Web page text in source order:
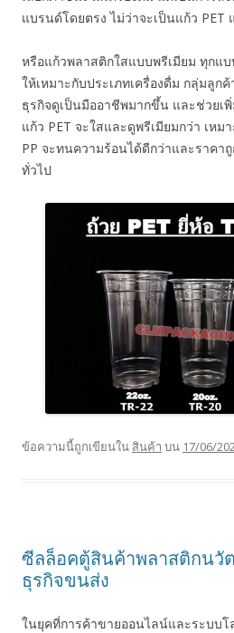
แบรนด์โดยตรง ไม่ว่าจะเป็นแก้ว PET
หรือแก้วพลาสติกใสแบบพรีเมียม ทุกแ
ให้เหมาะกับประเภทเครื่องดื่ม กลุ่มลูก
ธุรกิจดูเป็นมืออาชีพมากขึ้น และช่วยเ
แก้ว PET จะใสและดูพรีเมียมกว่า เหม
PP จะทนความร้อนได้ดีกว่าและราคาถู
ทั่วไป
ข้อความนี้ถูกเขียนใน สินค้า บน 17/06/
ซีลล็อคตู้สินค้าพลาสติกนวัต
ธุรกิจขนส่ง
ในยุคที่การค้าขายออนไลน์และระบบโ